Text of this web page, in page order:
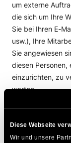
Diese Webseite
Wir und unsere
um externe
die sich um Ihre
Sie bei Ihren E-
usw.), Ihre
Sie angewiesen
diesen Personen,
einzurichten, zu
warten.
Mitarbeiter Zugriff
Beschreibung